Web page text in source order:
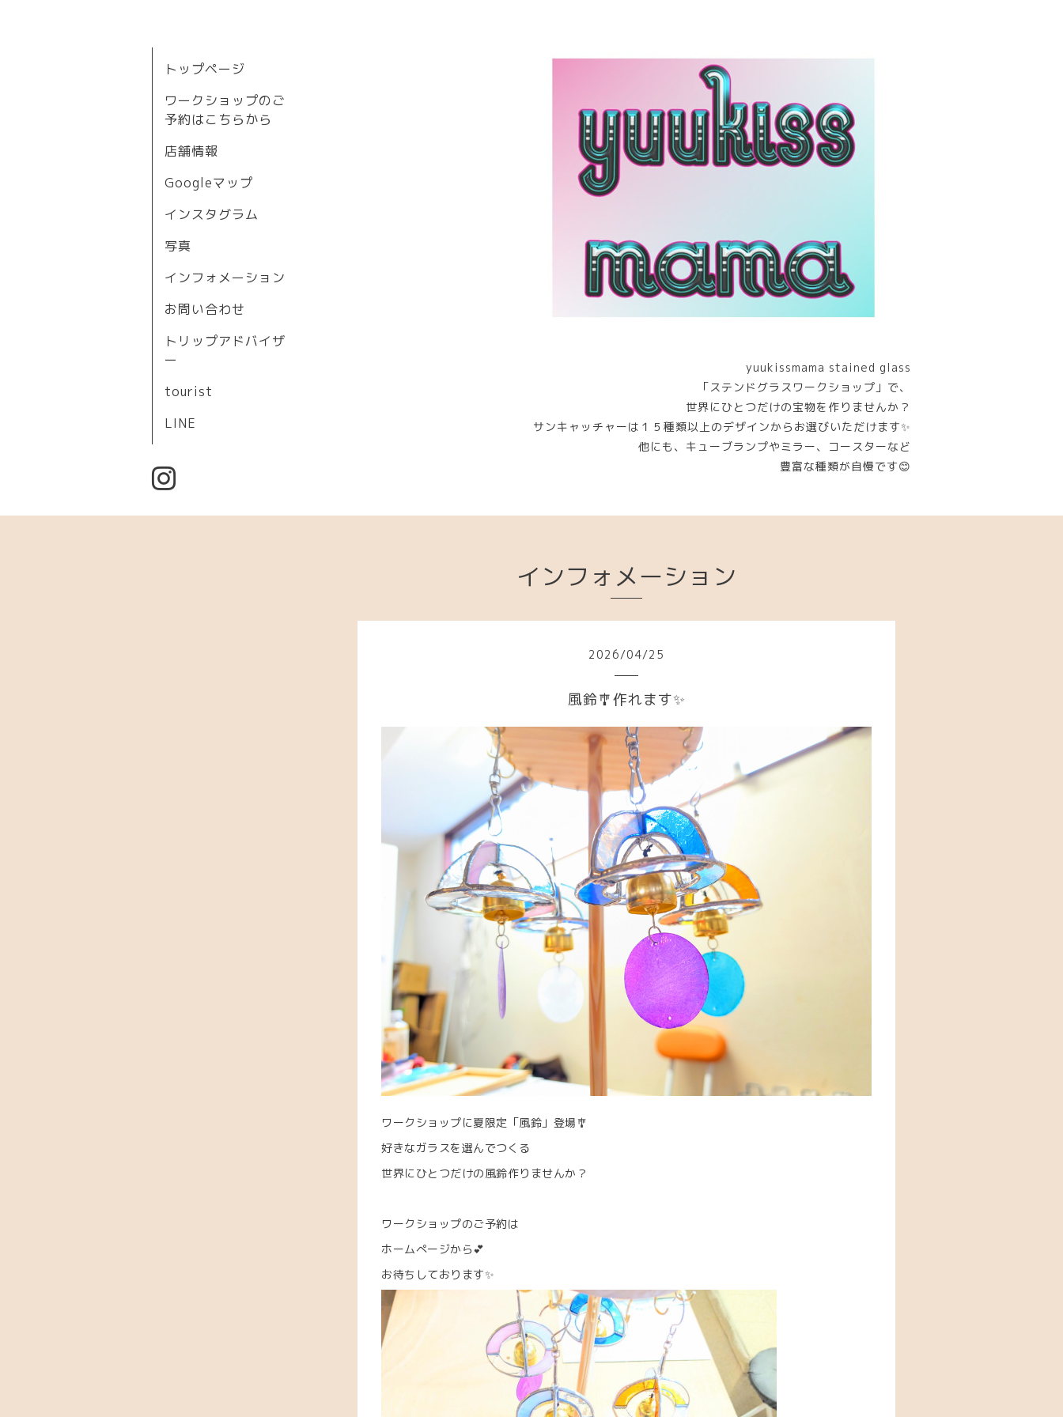
yuukissmama stained glass
「ステンドグラスワークショップ」で、
世界にひとつだけの宝物を作りませんか？
サンキャッチャーは１５種類以上のデザインからお選びいただけます✨
他にも、キューブランプやミラー、コースターなど
豊富な種類が自慢です😊
トップページ
ワークショップのご
予約はこちらから
店舗情報
Googleマップ
インスタグラム
写真
インフォメーション
お問い合わせ
トリップアドバイザ
ー
tourist
LINE
インフォメーション
2026/04/25
風鈴🎐作れます✨
ワークショップに夏限定「風鈴」登場🎐
好きなガラスを選んでつくる
世界にひとつだけの風鈴作りませんか？
ワークショップのご予約は
ホームぺージから💕
お待ちしております✨